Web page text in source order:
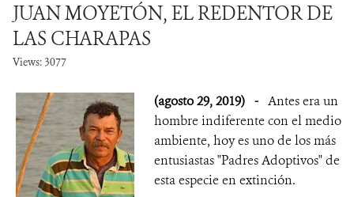
JUAN MOYETÓN, EL REDENTOR DE
LAS CHARAPAS
Views: 3077
(agosto 29, 2019) - Antes era un
hombre indiferente con el medio
ambiente, hoy es uno de los más
entusiastas "Padres Adoptivos" de
esta especie en extinción.